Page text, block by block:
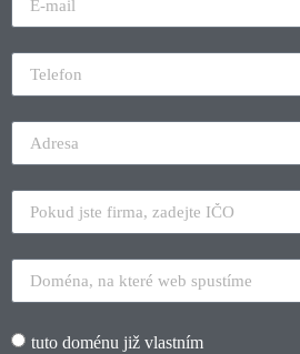
tuto doménu již vlastním